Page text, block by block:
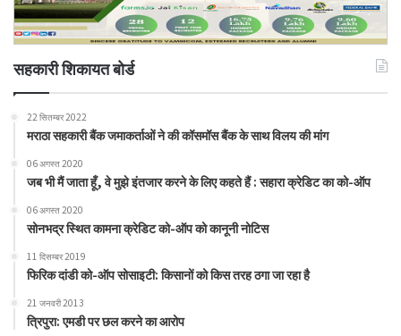
सहकारी शिकायत बोर्ड
22 सितम्बर 2022
मराठा सहकारी बैंक जमाकर्ताओं ने की कॉसमॉस बैंक के साथ विलय की मांग
06 अगस्त 2020
जब भी मैं जाता हूँ, वे मुझे इंतजार करने के लिए कहते हैं : सहारा क्रेडिट का को-ऑप
06 अगस्त 2020
सोनभद्र स्थित कामना क्रेडिट को-ऑप को कानूनी नोटिस
11 दिसम्बर 2019
फिरिक दांडी को-ऑप सोसाइटी: किसानों को किस तरह ठगा जा रहा है
21 जनवरी 2013
त्रिपुरा: एमडी पर छल करने का आरोप